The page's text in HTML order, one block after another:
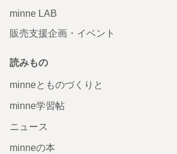
minne LAB
販売支援企画・イベント
読みもの
minneとものづくりと
minne学習帖
ニュース
minneの本